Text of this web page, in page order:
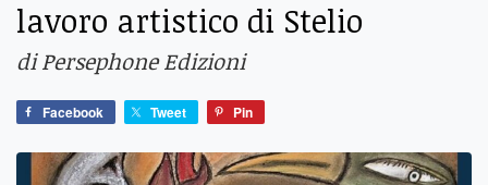
lavoro artistico di Stelio
di Persephone Edizioni
Facebook Tweet Pin